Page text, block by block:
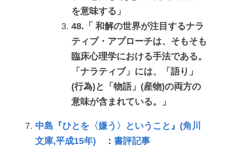
を意味する」
48.「 和解の世界が注目するナラ
ティブ・アプローチは、そもそも
臨床心理学における手法である。
「ナラティブ」には、「語り」
(行為)と「物語」(産物)の両方の
意味が含まれている。」
中島『ひとを〈嫌う〉ということ』(角川
文庫,平成15年) ： 書評記事